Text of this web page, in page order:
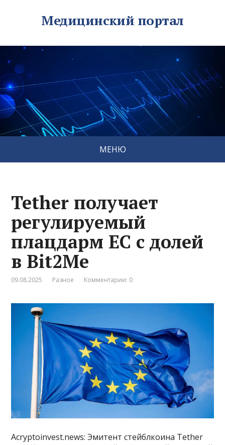
Медицинский портал
МЕНЮ
Tether получает
регулируемый
плацдарм ЕС с долей
в Bit2Me
09.08.2025 Разное Комментарии: 0
Acryptoinvest.news: Эмитент стейблкоина Tether